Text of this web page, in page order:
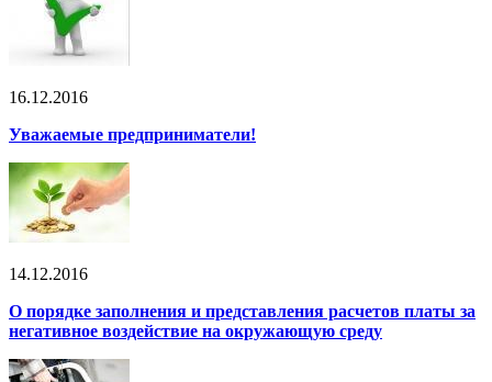
16.12.2016
Уважаемые предприниматели!
14.12.2016
О порядке заполнения и представления расчетов платы за
негативное воздействие на окружающую среду